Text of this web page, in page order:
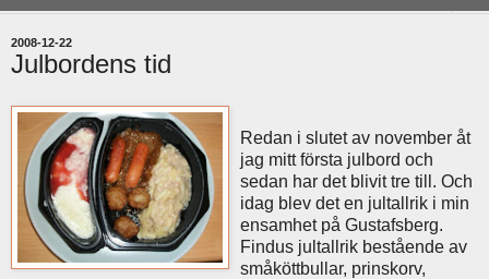
2008-12-22
Julbordens tid
Redan i slutet av november åt
jag mitt första julbord och
sedan har det blivit tre till. Och
idag blev det en jultallrik i min
ensamhet på Gustafsberg.
Findus jultallrik bestående av
småköttbullar, prinskorv,